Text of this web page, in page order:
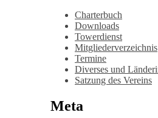
Charterbuch
Downloads
Towerdienst
Mitgliederverzeichnis
Termine
Diverses und
Satzung des Vereins
Meta